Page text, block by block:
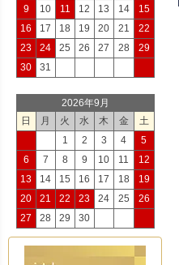
9
10 11 12 13 14
15
16
17 18 19 20 21
22
23
24 25 26 27 28
29
30
31
2026年9月
日
月 火 水 木 金
土
1
2 3 4
5
6
7 8 9 10 11
12
13
14 15 16 17 18
19
20
21 22 23 24 25
26
27
28 29 30